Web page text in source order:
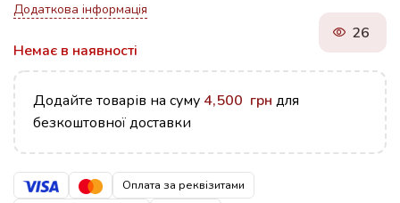
Додаткова інформація
Немає в наявності
26
Додайте товарів на суму 4,500 грн для
безкоштовної доставки
Оплата за реквізитами